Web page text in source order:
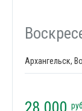
Архангельск,
28 000 руб